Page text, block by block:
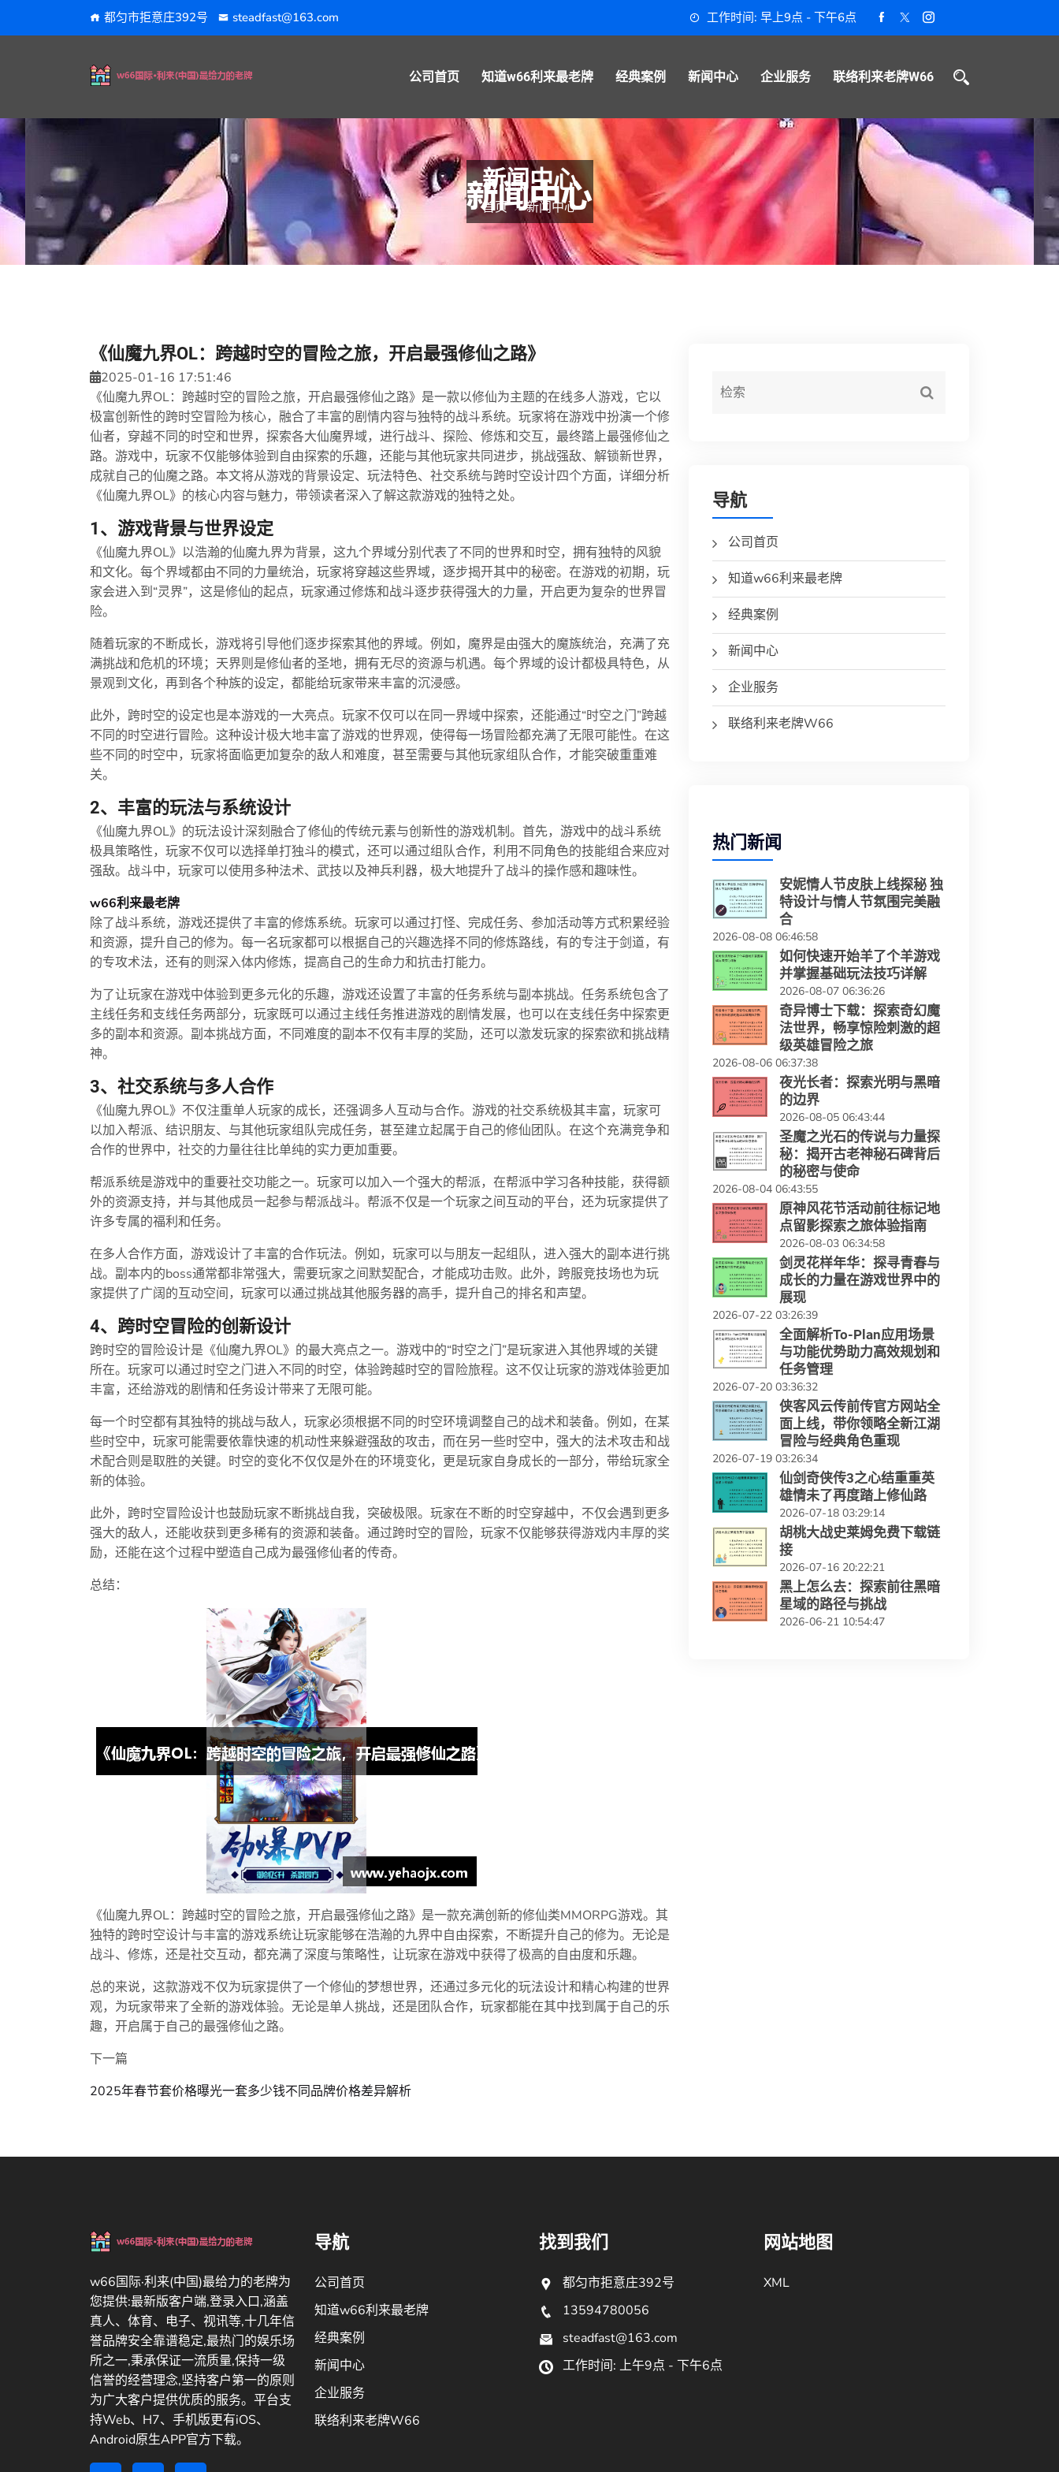
都匀市拒意庄392号 steadfast@163.com 工作时间: 早上9点 - 下午6点
公司首页 知道w66利来最老牌 经典案例 新闻中心 企业服务 联络利来老牌W66
新闻中心
首页 新闻中心
《仙魔九界OL：跨越时空的冒险之旅，开启最强修仙之路》
2025-01-16 17:51:46
《仙魔九界OL：跨越时空的冒险之旅，开启最强修仙之路》是一款以修仙为主题的在线多人游戏，它以
极富创新性的跨时空冒险为核心，融合了丰富的剧情内容与独特的战斗系统。玩家将在游戏中扮演一个修
仙者，穿越不同的时空和世界，探索各大仙魔界域，进行战斗、探险、修炼和交互，最终踏上最强修仙之
路。游戏中，玩家不仅能够体验到自由探索的乐趣，还能与其他玩家共同进步，挑战强敌、解锁新世界，
成就自己的仙魔之路。本文将从游戏的背景设定、玩法特色、社交系统与跨时空设计四个方面，详细分析
《仙魔九界OL》的核心内容与魅力，带领读者深入了解这款游戏的独特之处。
1、游戏背景与世界设定
《仙魔九界OL》以浩瀚的仙魔九界为背景，这九个界域分别代表了不同的世界和时空，拥有独特的风貌
和文化。每个界域都由不同的力量统治，玩家将穿越这些界域，逐步揭开其中的秘密。在游戏的初期，玩
家会进入到“灵界”，这是修仙的起点，玩家通过修炼和战斗逐步获得强大的力量，开启更为复杂的世界冒
险。
随着玩家的不断成长，游戏将引导他们逐步探索其他的界域。例如，魔界是由强大的魔族统治，充满了充
满挑战和危机的环境；天界则是修仙者的圣地，拥有无尽的资源与机遇。每个界域的设计都极具特色，从
景观到文化，再到各个种族的设定，都能给玩家带来丰富的沉浸感。
此外，跨时空的设定也是本游戏的一大亮点。玩家不仅可以在同一界域中探索，还能通过“时空之门”跨越
不同的时空进行冒险。这种设计极大地丰富了游戏的世界观，使得每一场冒险都充满了无限可能性。在这
些不同的时空中，玩家将面临更加复杂的敌人和难度，甚至需要与其他玩家组队合作，才能突破重重难
关。
2、丰富的玩法与系统设计
《仙魔九界OL》的玩法设计深刻融合了修仙的传统元素与创新性的游戏机制。首先，游戏中的战斗系统
极具策略性，玩家不仅可以选择单打独斗的模式，还可以通过组队合作，利用不同角色的技能组合来应对
强敌。战斗中，玩家可以使用多种法术、武技以及神兵利器，极大地提升了战斗的操作感和趣味性。
w66利来最老牌
除了战斗系统，游戏还提供了丰富的修炼系统。玩家可以通过打怪、完成任务、参加活动等方式积累经验
和资源，提升自己的修为。每一名玩家都可以根据自己的兴趣选择不同的修炼路线，有的专注于剑道，有
的专攻术法，还有的则深入体内修炼，提高自己的生命力和抗击打能力。
为了让玩家在游戏中体验到更多元化的乐趣，游戏还设置了丰富的任务系统与副本挑战。任务系统包含了
主线任务和支线任务两部分，玩家既可以通过主线任务推进游戏的剧情发展，也可以在支线任务中探索更
多的副本和资源。副本挑战方面，不同难度的副本不仅有丰厚的奖励，还可以激发玩家的探索欲和挑战精
神。
3、社交系统与多人合作
《仙魔九界OL》不仅注重单人玩家的成长，还强调多人互动与合作。游戏的社交系统极其丰富，玩家可
以加入帮派、结识朋友、与其他玩家组队完成任务，甚至建立起属于自己的修仙团队。在这个充满竞争和
合作的世界中，社交的力量往往比单纯的实力更加重要。
帮派系统是游戏中的重要社交功能之一。玩家可以加入一个强大的帮派，在帮派中学习各种技能，获得额
外的资源支持，并与其他成员一起参与帮派战斗。帮派不仅是一个玩家之间互动的平台，还为玩家提供了
许多专属的福利和任务。
在多人合作方面，游戏设计了丰富的合作玩法。例如，玩家可以与朋友一起组队，进入强大的副本进行挑
战。副本内的boss通常都非常强大，需要玩家之间默契配合，才能成功击败。此外，跨服竞技场也为玩
家提供了广阔的互动空间，玩家可以通过挑战其他服务器的高手，提升自己的排名和声望。
4、跨时空冒险的创新设计
跨时空的冒险设计是《仙魔九界OL》的最大亮点之一。游戏中的“时空之门”是玩家进入其他界域的关键
所在。玩家可以通过时空之门进入不同的时空，体验跨越时空的冒险旅程。这不仅让玩家的游戏体验更加
丰富，还给游戏的剧情和任务设计带来了无限可能。
每一个时空都有其独特的挑战与敌人，玩家必须根据不同的时空环境调整自己的战术和装备。例如，在某
些时空中，玩家可能需要依靠快速的机动性来躲避强敌的攻击，而在另一些时空中，强大的法术攻击和战
术配合则是取胜的关键。时空的变化不仅仅是外在的环境变化，更是玩家自身成长的一部分，带给玩家全
新的体验。
此外，跨时空冒险设计也鼓励玩家不断挑战自我，突破极限。玩家在不断的时空穿越中，不仅会遇到更多
强大的敌人，还能收获到更多稀有的资源和装备。通过跨时空的冒险，玩家不仅能够获得游戏内丰厚的奖
励，还能在这个过程中塑造自己成为最强修仙者的传奇。
总结：
《仙魔九界OL：跨越时空的冒险之旅，开启最强修仙之路》是一款充满创新的修仙类MMORPG游戏。其
独特的跨时空设计与丰富的游戏系统让玩家能够在浩瀚的九界中自由探索，不断提升自己的修为。无论是
战斗、修炼，还是社交互动，都充满了深度与策略性，让玩家在游戏中获得了极高的自由度和乐趣。
总的来说，这款游戏不仅为玩家提供了一个修仙的梦想世界，还通过多元化的玩法设计和精心构建的世界
观，为玩家带来了全新的游戏体验。无论是单人挑战，还是团队合作，玩家都能在其中找到属于自己的乐
趣，开启属于自己的最强修仙之路。
下一篇
2025年春节套价格曝光一套多少钱不同品牌价格差异解析
导航
公司首页
知道w66利来最老牌
经典案例
新闻中心
企业服务
联络利来老牌W66
热门新闻
安妮情人节皮肤上线探秘 独
特设计与情人节氛围完美融
合
2026-08-08 06:46:58
如何快速开始羊了个羊游戏
并掌握基础玩法技巧详解
2026-08-07 06:36:26
奇异博士下载：探索奇幻魔
法世界，畅享惊险刺激的超
级英雄冒险之旅
2026-08-06 06:37:38
夜光长者：探索光明与黑暗
的边界
2026-08-05 06:43:44
圣魔之光石的传说与力量探
秘：揭开古老神秘石碑背后
的秘密与使命
2026-08-04 06:43:55
原神风花节活动前往标记地
点留影探索之旅体验指南
2026-08-03 06:34:58
剑灵花样年华：探寻青春与
成长的力量在游戏世界中的
展现
2026-07-22 03:26:39
全面解析To-Plan应用场景
与功能优势助力高效规划和
任务管理
2026-07-20 03:36:32
侠客风云传前传官方网站全
面上线，带你领略全新江湖
冒险与经典角色重现
2026-07-19 03:26:34
仙剑奇侠传3之心结重重英
雄情未了再度踏上修仙路
2026-07-18 03:29:14
胡桃大战史莱姆免费下载链
接
2026-07-16 20:22:21
黑上怎么去：探索前往黑暗
星域的路径与挑战
2026-06-21 10:54:47
w66国际·利来(中国)最给力的老牌为
您提供:最新版客户端,登录入口,涵盖
真人、体育、电子、视讯等,十几年信
誉品牌安全靠谱稳定,最热门的娱乐场
所之一,秉承保证一流质量,保持一级
信誉的经营理念,坚持客户第一的原则
为广大客户提供优质的服务。平台支
持Web、H7、手机版更有iOS、
Android原生APP官方下载。
导航
公司首页
知道w66利来最老牌
经典案例
新闻中心
企业服务
联络利来老牌W66
找到我们
都匀市拒意庄392号
13594780056
steadfast@163.com
工作时间: 上午9点 - 下午6点
网站地图
XML